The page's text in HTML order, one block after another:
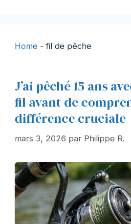
Home -fil de pêche
J’ai pêché 15 ans
fil avant de
différence cruciale
mars 3, 2026 par Philippe R.